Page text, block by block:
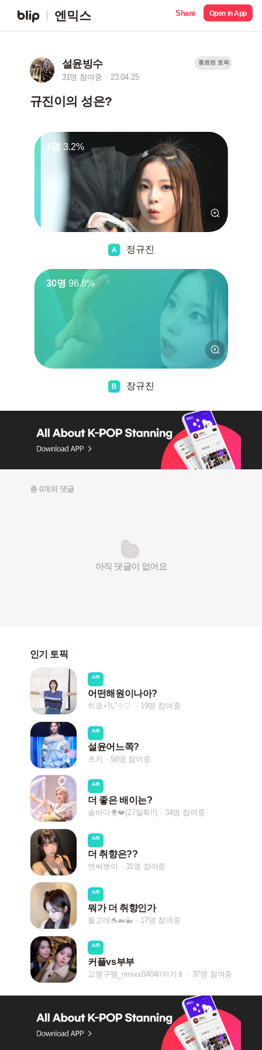
엔믹스 Share Open in App
설윤빙수
31명 참여중 23.04.25
종료된 토픽
규진이의 성은?
1명 3.2%
정규진
30명 96.8%
장규진
총 0개의 댓글
아직 댓글이 없어요
인기 토픽
A/B
어떤해원이나아?
히쿄⋆𐙚₊˚⊹♡ 19명 참여중
A/B
설윤어느쪽?
츠키 58명 참여중
A/B
더 좋은 배이는?
솔바다🐥❤️(27일확!!) 34명 참여중
A/B
더 취향은??
엔써뽀이 31명 참여중
A/B
뭐가 더 취향인가
돌고래🐬🐋🐳 17명 참여중
A/B
커플vs부부
고랭구랭_nmixx0404//아기🍼 37명 참여중